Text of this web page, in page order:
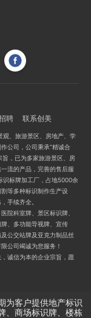
聘 联系创美
观、旅游景区、房地产、学
公司，公司秉承“精诚合
旨，已为多家旅游景区、房
流的产品，完善的售后服
识标牌加工厂，占地5000余
等多种标识制作生产设
手续齐全。
院科室牌、景区标识牌、
、多功能导视牌、宣传
公交站牌及亚克力制品丝
公司竭诚为您服务！
诚信为本的企业宗旨，愿
为客户提供地产标识
、商场标识牌、楼栋